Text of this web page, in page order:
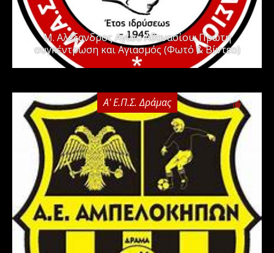
Μ. Αλέξανδρος Αγίου Αθανασίου: Πρώτη
συγκέντρωση και Αγιασμός (Φωτό & Βίντεο)
Α' Ε.Π.Σ. Δράμας 0